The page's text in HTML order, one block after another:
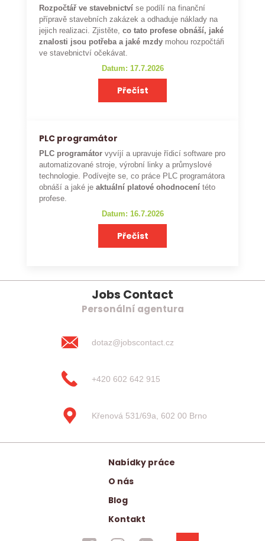
Rozpočtář ve stavebnictví se podílí na finanční
přípravě stavebních zakázek a odhaduje náklady na
jejich realizaci. Zjistěte,co tato profese obnáší, jaké
znalosti jsou potřeba a jaké mzdy mohou rozpočtáři
ve stavebnictví očekávat.
Datum: 17.7.2026
Přečíst
PLC programátor
PLC programátor vyvíjí a upravuje řídicí software pro
automatizované stroje, výrobní linky a průmyslové
technologie. Podívejte se, co práce PLC programátora
obnáší a jaké je aktuální platové ohodnocení této
profese.
Datum: 16.7.2026
Přečíst
Jobs Contact
Personální agentura
dotaz@jobscontact.cz
+420 602 642 915
Křenová 531/69a, 602 00 Brno
Nabídky práce
O nás
Blog
Kontakt